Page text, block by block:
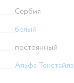
Сербия
белый
постоянный
Альфа Текстайлз